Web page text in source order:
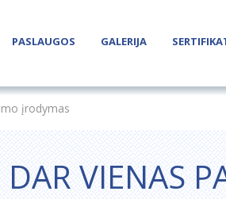
PASLAUGOS GALERIJA
įrodymas
DAR VIENAS